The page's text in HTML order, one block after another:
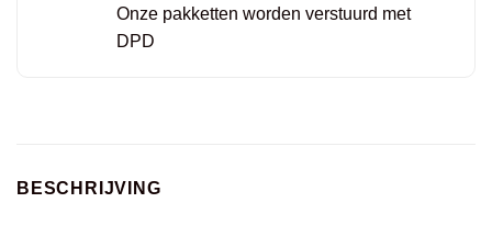
Onze pakketten worden verstuurd met
DPD
BESCHRIJVING